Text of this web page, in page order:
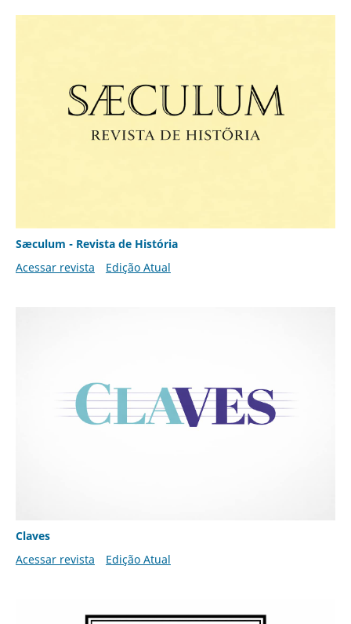
Sæculum - Revista de História
Acessar revista
Edição Atual
Claves
Acessar revista
Edição Atual